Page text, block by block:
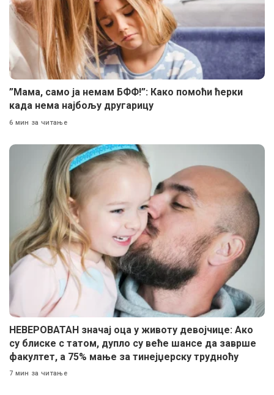
”Мама, само ја немам БФФ!”: Како помоћи ћерки
када нема најбољу другарицу
6 мин за читање
НЕВЕРОВАТАН значај оца у животу девојчице: Ако
су блиске с татом, дупло су веће шансе да заврше
факултет, а 75% мање за тинејџерску трудноћу
7 мин за читање